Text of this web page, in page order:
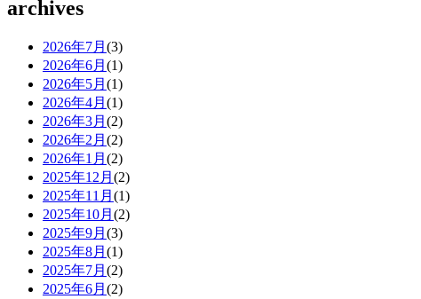
archives
2026年7月 (3)
2026年6月 (1)
2026年5月 (1)
2026年4月 (1)
2026年3月 (2)
2026年2月 (2)
2026年1月 (2)
2025年12月 (2)
2025年11月 (1)
2025年10月 (2)
2025年9月 (3)
2025年8月 (1)
2025年7月 (2)
2025年6月 (2)